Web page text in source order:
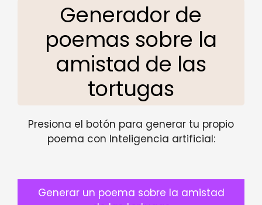
Generador de
poemas sobre la
amistad de las
tortugas
Presiona el botón para generar tu propio
poema con Inteligencia artificial:
Generar un poema sobre la amistad